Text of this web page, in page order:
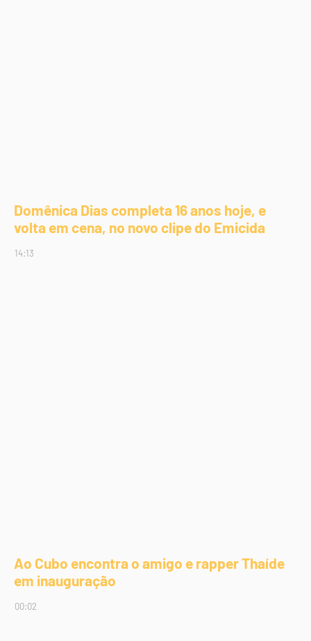
Domênica Dias completa 16 anos hoje, e
volta em cena, no novo clipe do Emicida
14:13
Ao Cubo encontra o amigo e rapper Thaíde
em inauguração
00:02